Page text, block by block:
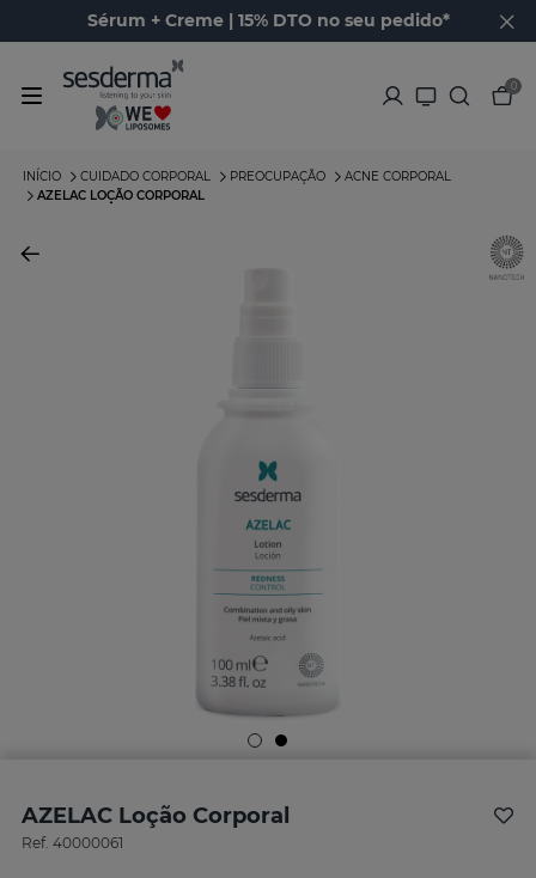
Sérum + Creme | 15% DTO no seu pedido*
0
INÍCIO CUIDADO CORPORAL PREOCUPAÇÃO
ACNE CORPORAL
AZELAC LOÇÃO CORPORAL
AZELAC Loção Corporal
Ref. 40000061